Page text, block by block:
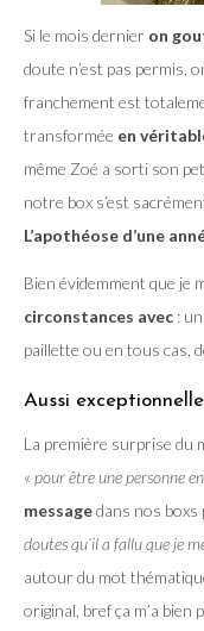
Si le mois dernier on
doute n’est pas permis,
franchement est
transformée en
même Zoé a sorti son
notre box s’est
L’apothéose d’une
Bien évidemment que je
circonstances avec :
paillette ou en tous cas,
Aussi
La première surprise du
« pour être une personne
messagedans nos boxs
doutes qu’il a fallu que je
autour du mot
original, bref ça m’a bien